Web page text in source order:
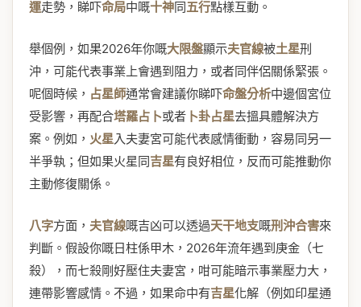
運走勢，睇吓命局中嘅十神同五行點樣互動。
舉個例，如果2026年你嘅大限盤顯示夫官線被土星刑
沖，可能代表事業上會遇到阻力，或者同伴侶關係緊張。
呢個時候， 占星師通常會建議你睇吓命盤分析中邊個宮位
受影響，再配合塔羅占卜或者 卜卦占星去搵具體解決方
案。例如， 火星入夫妻宮可能代表感情衝動，容易同另一
半爭執；但如果火星同吉星有良好相位，反而可能推動你
主動修復關係。
八字方面， 夫官線嘅吉凶可以透過天干地支嘅刑沖合害來
判斷。假設你嘅日柱係甲木，2026年流年遇到庚金（七
殺），而七殺剛好壓住夫妻宮，咁可能暗示事業壓力大，
連帶影響感情。不過，如果命中有吉星化解（例如印星通